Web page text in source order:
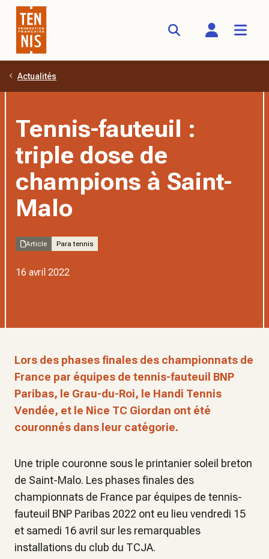
Aller au contenu principal
Actualités
Tennis-fauteuil :
triple dose de
champions à Saint-
Malo
Article Para tennis
16 avril 2022
Lors des phases finales des championnats de
France par équipes de tennis-fauteuil BNP
Paribas, le Grau-du-Roi, le Handi Tennis
Vendée, et le Nice TC Giordan ont été
couronnés dans leur catégorie.
Une triple couronne sous le printanier soleil breton
de Saint-Malo. Les phases finales des
championnats de France par équipes de tennis-
fauteuil BNP Paribas 2022 ont eu lieu vendredi 15
et samedi 16 avril sur les remarquables
installations du club du TCJA.